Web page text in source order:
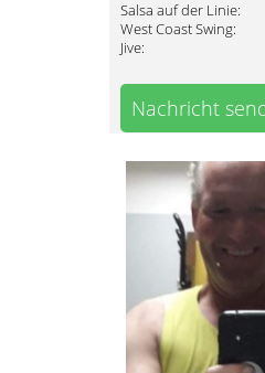
Salsa auf der Linie:
West Coast Swing:
Jive:
Nachricht